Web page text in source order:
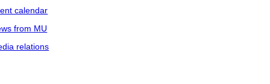
calendar
from MU
relations